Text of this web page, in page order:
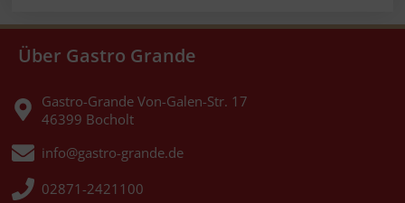
Über Gastro Grande
Gastro-Grande Von-Galen-Str. 17
46399 Bocholt
info@gastro-grande.de
02871-2421100